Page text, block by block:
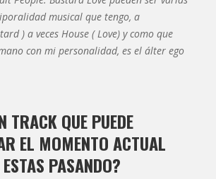
musical que tengo, a
) a veces House ( Love) y como que
con mi personalidad, es el álter ego
TRACK QUE PUEDE
EL MOMENTO ACTUAL
PASANDO?